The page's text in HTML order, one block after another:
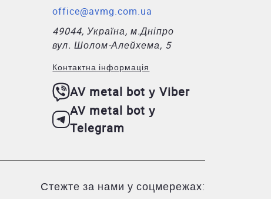
office@avmg.com.ua
49044, Україна, м.Дніпро
вул. Шолом-Алейхема, 5
Контактна інформація
AV metal bot у Viber
AV metal bot у
Telegram
Стежте за нами у соцмережах: